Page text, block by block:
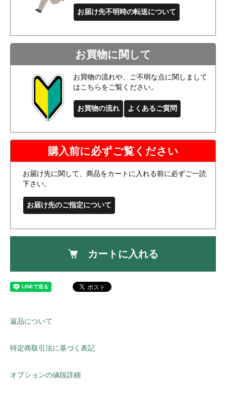
お届け先不明時の転送について
お買物に関して
お買物の流れや、ご不明な点に関しまして
はこちらをご覧ください。
お買物の流れ よくあるご質問
購入前に必ずご覧ください
お届け先に関して、商品をカートに入れる前に必ずご一読
下さい。
お届け先のご指定について
カートに入れる
返品について
特定商取引法に基づく表記
オプションの値段詳細